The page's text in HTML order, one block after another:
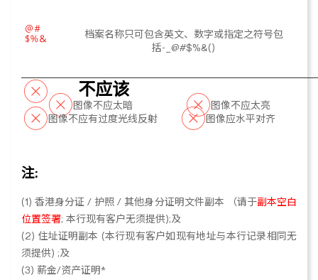
档案名称只可包含英文、数字或指定之符号包
括-_@#$%&()
不应该
图像不应太暗
图像不应太亮
图像不应有过度光线反射
图像应水平对齐
注:
(1) 香港身分证 / 护照 / 其他身分证明文件副本 （请于副本空白
位置签署; 本行现有客户无须提供);及
(2) 住址证明副本 (本行现有客户如现有地址与本行记录相同无
须提供) ;及
(3) 薪金/资产证明*